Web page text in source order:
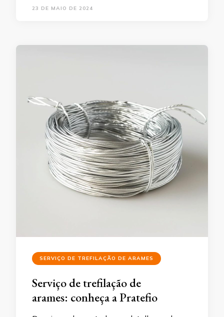
23 DE MAIO DE 2024
SERVIÇO DE TREFILAÇÃO DE ARAMES
Serviço de trefilação de
arames: conheça a Pratefio